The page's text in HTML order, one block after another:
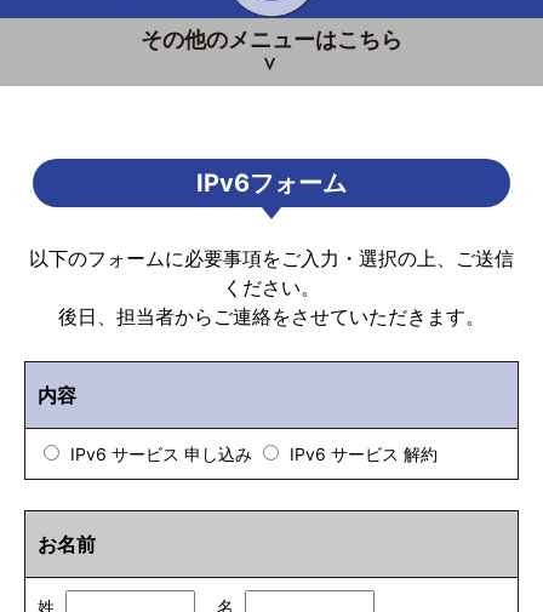
その他のメニューはこちら
IPv6フォーム
以下のフォームに必要事項をご入力・選択の上、ご送信
ください。
後日、担当者からご連絡をさせていただきます。
内容
IPv6 サービス 申し込み IPv6 サービス 解約
お名前
姓 名